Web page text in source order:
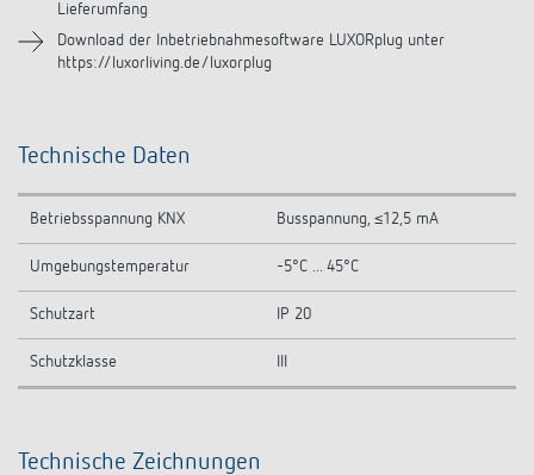
Lieferumfang
Download der Inbetriebnahmesoftware LUXORplug unter
https://luxorliving.de/luxorplug
Technische Daten
Betriebsspannung KNX Busspannung, ≤12,5 mA
Umgebungstemperatur -5°C ... 45°C
Schutzart IP 20
Schutzklasse
Technische Zeichnungen